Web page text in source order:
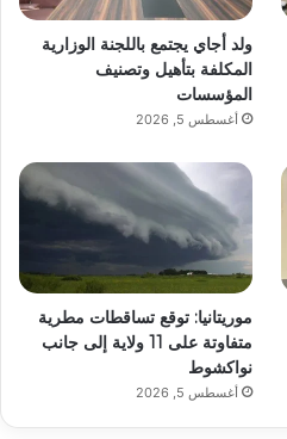
ولد أجاي يجتمع باللجنة الوزارية
المكلفة بتأهيل وتصنيف
المؤسسات
أغسطس 5, 2026
موريتانيا: توقع تساقطات مطرية
متفاوتة على 11 ولاية إلى جانب
نواكشوط
أغسطس 5, 2026